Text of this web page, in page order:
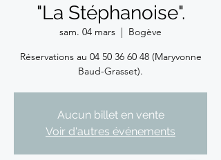
"La Stéphanoise".
sam. 04 mars
  |
Bogève
Réservations au 04 50 36 60 48 (Maryvonne
Baud-Grasset).
Aucun billet en vente
Voir d'autres événements